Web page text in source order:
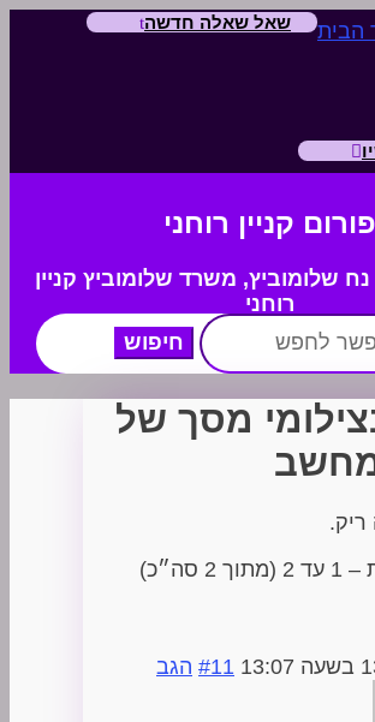
שאל שאלה חדשה
פורום קניין רוחני
שלומוביץ, משרד שלומוביץ קניין
רוחני
מסך של
ריק.
#11 הגב